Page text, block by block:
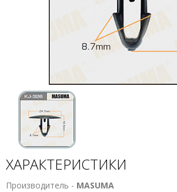
ХАРАКТЕРИСТИКИ
Производитель - MASUMA